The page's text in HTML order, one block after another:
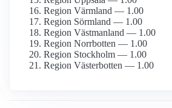
Region Värmland — 1.00
Region Sörmland — 1.00
Region Västmanland — 1.00
Region Norrbotten — 1.00
Region Stockholm — 1.00
Region Västerbotten — 1.00